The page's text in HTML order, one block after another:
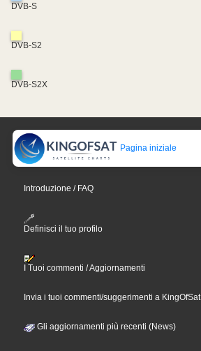
DVB-S
DVB-S2
DVB-S2X
Pagina iniziale
Introduzione / FAQ
Definisci il tuo profilo
I Tuoi commenti / Aggiornamenti
Invia i tuoi commenti/suggerimenti a KingOfSat
Gli aggiornamenti più recenti (News)